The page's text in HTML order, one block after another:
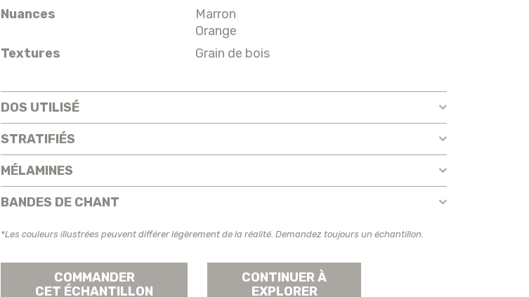
Nuances
Marron
Orange
Textures
Grain de bois
DOS UTILISÉ
STRATIFIÉS
MÉLAMINES
BANDES DE CHANT
*Les couleurs illustrées peuvent différer légèrement de la réalité. Demandez toujours un échantillon.
COMMANDER
CET ÉCHANTILLON
CONTINUER À
EXPLORER